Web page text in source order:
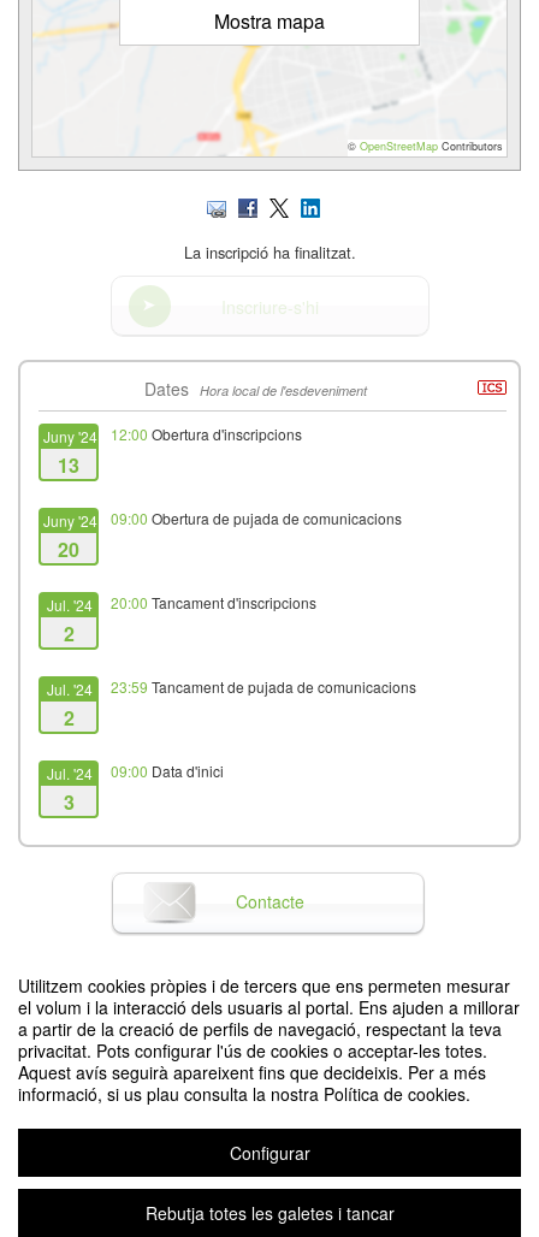
Utilitzem cookies pròpies i de tercers que ens permeten mesurar
el volum i la interacció dels usuaris al portal. Ens ajuden a millorar
a partir de la creació de perfils de navegació, respectant la teva
privacitat. Pots configurar l'ús de cookies o acceptar-les totes.
Aquest avís seguirà apareixent fins que decideixis. Per a més
informació, si us plau consulta la nostra Política de cookies.
Configurar
Rebutja totes les galetes i tancar
Mostra mapa
© OpenStreetMap Contributors
La inscripció ha finalitzat.
Inscriure-s'hi
Dates Hora local de l'esdeveniment
Juny '24
13
12:00 Obertura d'inscripcions
Juny '24
20
09:00 Obertura de pujada de comunicacions
Jul. '24
2
20:00 Tancament d'inscripcions
Jul. '24
2
23:59 Tancament de pujada de comunicacions
Jul. '24
3
09:00 Data d'inici
Contacte
Difon el teu esdeveniment posant el codi següent en el teu lloc
VI Jornada Biennal de la Xarxa Catalana dʼUniversitats Saludables
Organitzat per Gabinet d'innovació i comunitat (UPC) - Xarxa US.cat